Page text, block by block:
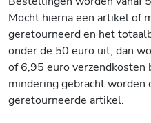
Mocht hierna een artikel of
geretourneerd en het
onder de 50 euro uit, dan
of 6,95 euro verzendkosten
mindering gebracht worden
geretourneerde artikel.